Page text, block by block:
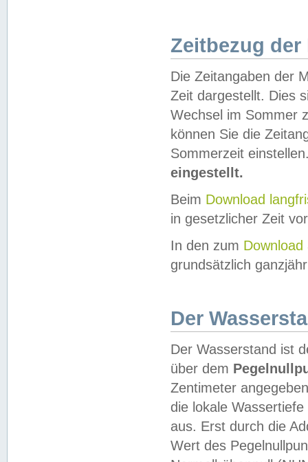
Zeitbezug der
Die Zeitangaben der
Zeit dargestellt. Dies
Wechsel im Sommer
können Sie die
Sommerzeit
eingestellt.
Beim Download
in gesetzlicher Zeit
In den zum Download
grundsätzlich
Der
Der Wasserstand ist
über dem
Zentimeter
die lokale
aus. Erst durch die
Wert des